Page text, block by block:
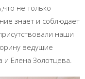
не только
знает и соблюдает
наши
ведущие
Елена Золотцева.